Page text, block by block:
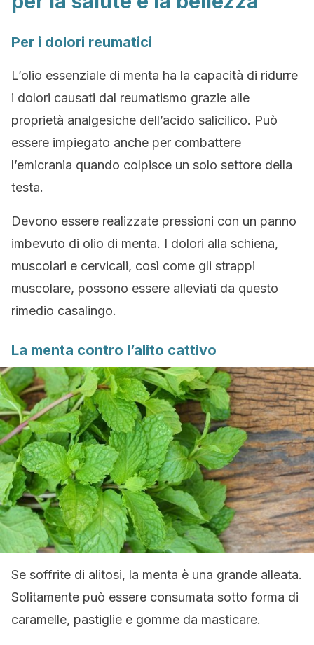
Per i dolori reumatici
L’olio essenziale di menta ha la capacità di ridurre
i dolori causati dal reumatismo grazie alle
proprietà analgesiche dell’acido salicilico. Può
essere impiegato anche per combattere
l’emicrania quando colpisce un solo settore della
testa.
Devono essere realizzate pressioni con un panno
imbevuto di olio di menta. I dolori alla schiena,
muscolari e cervicali, così come gli strappi
muscolare, possono essere alleviati da questo
rimedio casalingo.
La menta contro l’alito cattivo
Se soffrite di alitosi, la menta è una grande alleata.
Solitamente può essere consumata sotto forma di
caramelle, pastiglie e gomme da masticare.